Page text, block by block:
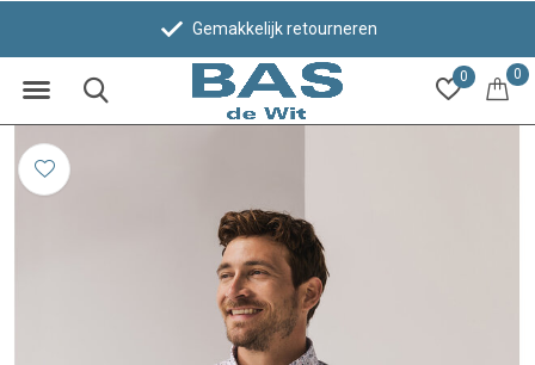
0 0
Gemakkelijk retourneren